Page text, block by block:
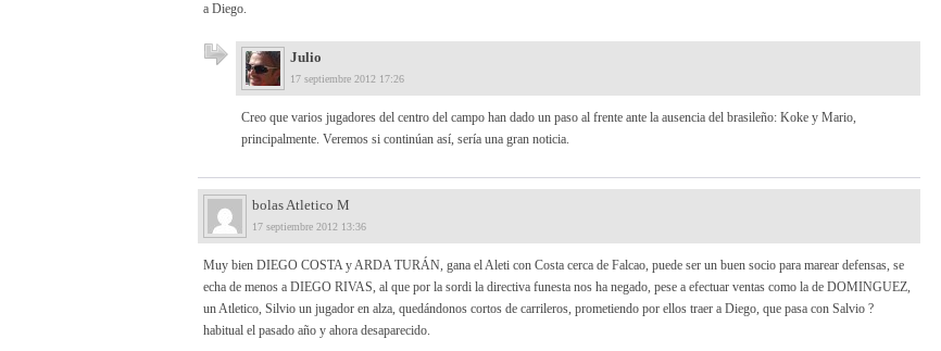
a Diego.
Julio
17 septiembre 2012 17:26
Creo que varios jugadores del centro del campo han dado un paso al frente ante la ausencia del brasileño: Koke y Mario,
principalmente. Veremos si continúan así, sería una gran noticia.
bolas Atletico M
17 septiembre 2012 13:36
Muy bien DIEGO COSTA y ARDA TURÁN, gana el Aleti con Costa cerca de Falcao, puede ser un buen socio para marear defensas, se
echa de menos a DIEGO RIVAS, al que por la sordi la directiva funesta nos ha negado, pese a efectuar ventas como la de DOMINGUEZ,
un Atletico, Silvio un jugador en alza, quedándonos cortos de carrileros, prometiendo por ellos traer a Diego, que pasa con Salvio ?
habitual el pasado año y ahora desaparecido.